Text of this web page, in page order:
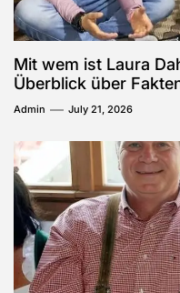
Mit wem ist Laura
Überblick über
Admin July 21, 2026